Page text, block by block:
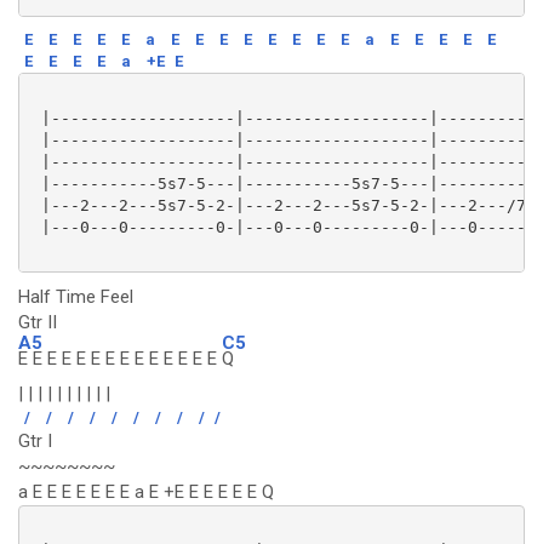
E E E E E a E E E E E E E E a E E E E
E
E
E E E a +E E
|-------------------|-------------------
|-------------------|-------------------
|-------------------|-------------------
|-----------5s7-5---|-----------5s7-5---|----------
|---2---2---5s7-5-2-|---2---2---5s7-5-2-|---2---/
|---0---0---------0-|---0---0---------0-|---
Half Time Feel
Gtr II
A5
E E E E E E E E E E E E E E
C5
Q
| | | | | | | | | |
/ / / / / / / / / /
Gtr I
~~~~~~~~
a E E E E E E E a E +E E E E E E Q